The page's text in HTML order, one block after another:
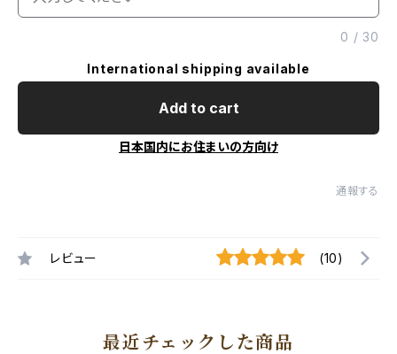
0 /30
International shipping available
Add to cart
日本国内にお住まいの方向け
通報する
レビュー (10)
最近チェックした商品